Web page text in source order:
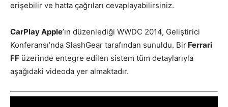
erişebilir ve hatta çağrıları cevaplayabilirsiniz.
CarPlay Apple’ın düzenlediği WWDC 2014, Geliştirici
Konferansı’nda SlashGear tarafından sunuldu. Bir Ferrari
FF üzerinde entegre edilen sistem tüm detaylarıyla
aşağıdaki videoda yer almaktadır.